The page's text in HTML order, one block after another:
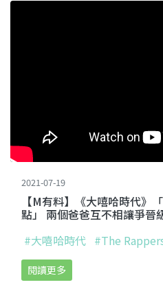
2021-07-19
【M有料】《大嘻哈時代》
點」 兩個爸爸互不相讓爭晉
#大嘻哈時代 #The
閱讀更多